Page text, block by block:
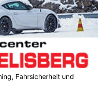
Fahrsicherheit und